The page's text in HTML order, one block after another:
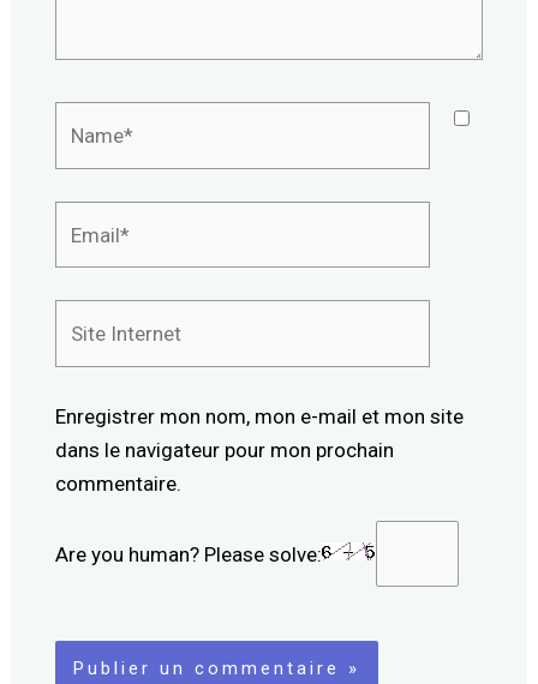
Enregistrer mon nom, mon e-mail et mon site
dans le navigateur pour mon prochain
commentaire.
Are you human? Please solve: